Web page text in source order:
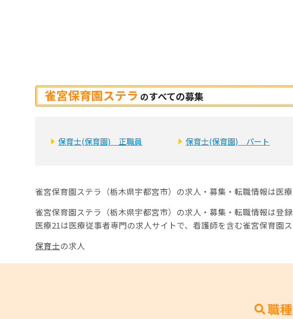
雀宮保育園ステラ のすべての募集
保育士(保育園) 正職員 保育士(保育園) パート
雀宮保育園ステラ（栃木県宇都宮市）の求人・募集・転職情報は医
雀宮保育園ステラ（栃木県宇都宮市）の求人・募集・転職情報は登
医療21は医療従事者専門の求人サイトで、看護師を含む雀宮保育園
保育士の求人
職